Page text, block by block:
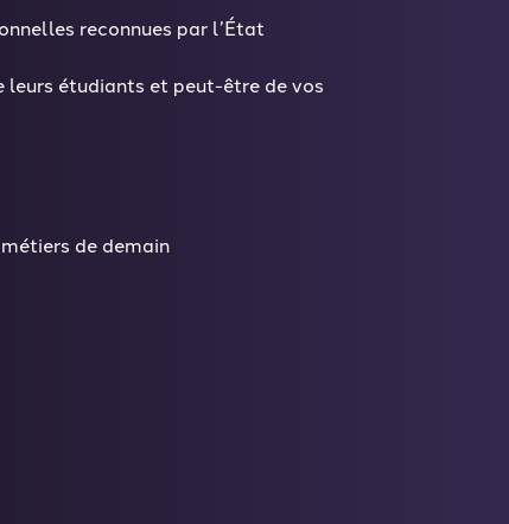
reconnues par l’État
leurs étudiants et peut-être de vos
de demain